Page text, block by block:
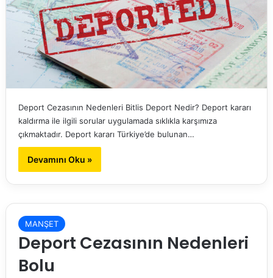
Deport Cezasının Nedenleri Bitlis Deport Nedir? Deport kararı
kaldırma ile ilgili sorular uygulamada sıklıkla karşımıza
çıkmaktadır. Deport kararı Türkiye’de bulunan…
Devamını Oku »
MANŞET
Deport Cezasının Nedenleri
Bolu